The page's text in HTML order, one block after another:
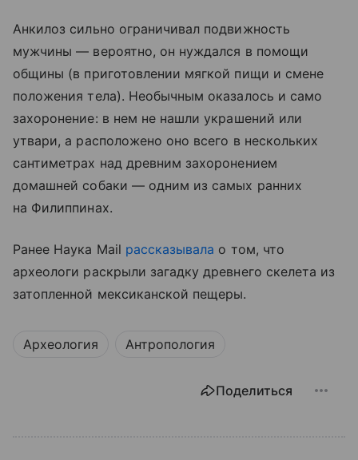
Анкилоз сильно ограничивал подвижность
мужчины — вероятно, он нуждался в помощи
общины (в приготовлении мягкой пищи и смене
положения тела). Необычным оказалось и само
захоронение: в нем не нашли украшений или
утвари, а расположено оно всего в нескольких
сантиметрах над древним захоронением
домашней собаки — одним из самых ранних
на Филиппинах.
Ранее Наука Mail рассказывала о том, что
археологи раскрыли загадку древнего скелета из
затопленной мексиканской пещеры.
Археология Антропология
Поделиться